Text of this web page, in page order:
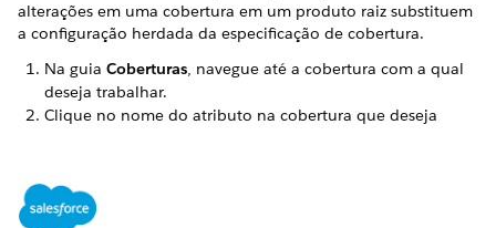
alterações em uma cobertura em um produto raiz substituem
a configuração herdada da especificação de cobertura.
Na guia Coberturas, navegue até a cobertura com a qual
deseja trabalhar.
Clique no nome do atributo na cobertura que deseja
(conforme disponível):
Padrão de valor